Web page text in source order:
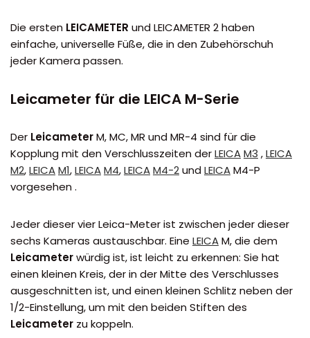
Die ersten LEICAMETER und LEICAMETER 2 haben
einfache, universelle Füße, die in den Zubehörschuh
jeder Kamera passen.
Leicameter für die LEICA M-Serie
Der LeicameterM, MC, MR und MR-4 sind für die
Kopplung mit den Verschlusszeiten derLEICAM3 ,LEICA
M2,LEICAM1,LEICAM4,LEICAM4-2und LEICAM4-P
vorgesehen .
Jeder dieser vier Leica-Meter ist zwischen jeder dieser
sechs Kameras austauschbar. Eine LEICAM, die dem
Leicameterwürdig ist, ist leicht zu erkennen: Sie hat
einen kleinen Kreis, der in der Mitte des Verschlusses
ausgeschnitten ist, und einen kleinen Schlitz neben der
1/2-Einstellung, um mit den beiden Stiften des
Leicameter zu koppeln.